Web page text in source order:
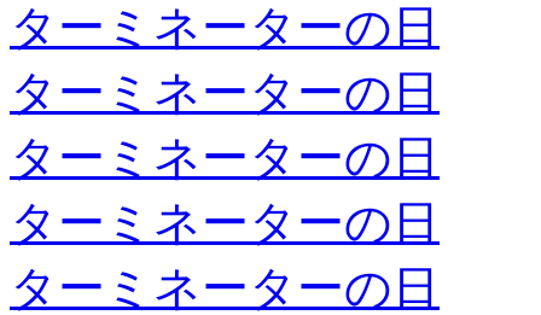
ターミネーターの日
ターミネーターの日
ターミネーターの日
ターミネーターの日
ターミネーターの日